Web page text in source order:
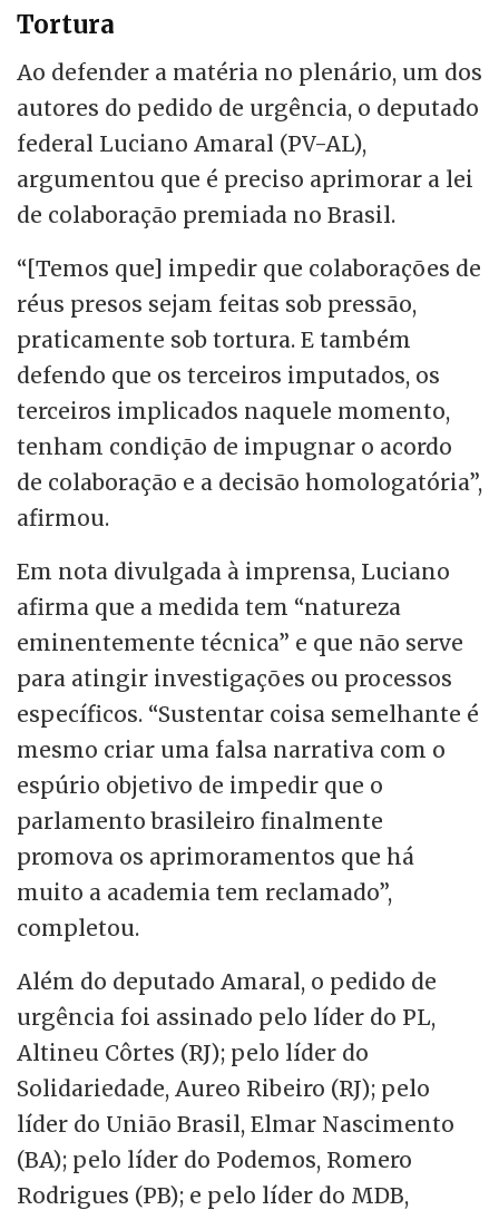
Tortura
Ao defender a matéria no plenário, um dos
autores do pedido de urgência, o deputado
federal Luciano Amaral (PV-AL),
argumentou que é preciso aprimorar a lei
de colaboração premiada no Brasil.
“[Temos que] impedir que colaborações de
réus presos sejam feitas sob pressão,
praticamente sob tortura. E também
defendo que os terceiros imputados, os
terceiros implicados naquele momento,
tenham condição de impugnar o acordo
de colaboração e a decisão homologatória”,
afirmou.
Em nota divulgada à imprensa, Luciano
afirma que a medida tem “natureza
eminentemente técnica” e que não serve
para atingir investigações ou processos
específicos. “Sustentar coisa semelhante é
mesmo criar uma falsa narrativa com o
espúrio objetivo de impedir que o
parlamento brasileiro finalmente
promova os aprimoramentos que há
muito a academia tem reclamado”,
completou.
Além do deputado Amaral, o pedido de
urgência foi assinado pelo líder do PL,
Altineu Côrtes (RJ); pelo líder do
Solidariedade, Aureo Ribeiro (RJ); pelo
líder do União Brasil, Elmar Nascimento
(BA); pelo líder do Podemos, Romero
Rodrigues (PB); e pelo líder do MDB,